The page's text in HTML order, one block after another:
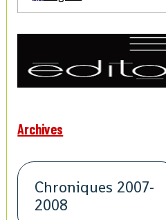
Archives
Chroniques 2007-
2008